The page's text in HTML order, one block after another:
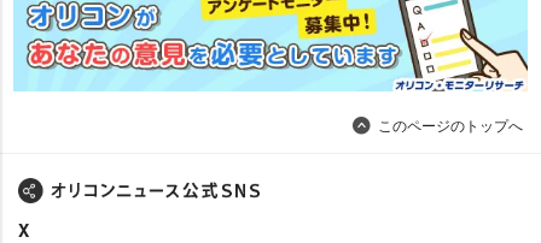
このページのトップへ
X